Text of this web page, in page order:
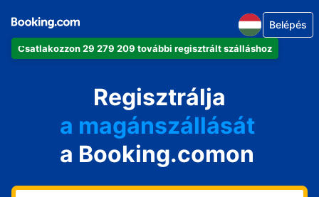
Csatlakozzon 29 279 209 további regisztrált szálláshoz
Belépés
Regisztrálja
az apartmanját
a szállodáját
a magánszállását
a vendégházát
a házát
a Booking.comon